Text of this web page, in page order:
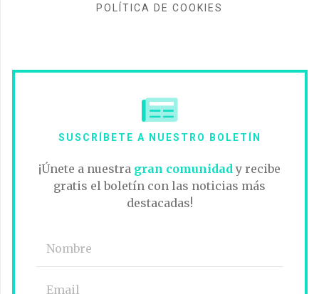
POLÍTICA DE COOKIES
SUSCRÍBETE A NUESTRO BOLETÍN
¡Únete a nuestra gran comunidad y recibe
gratis el boletín con las noticias más
destacadas!